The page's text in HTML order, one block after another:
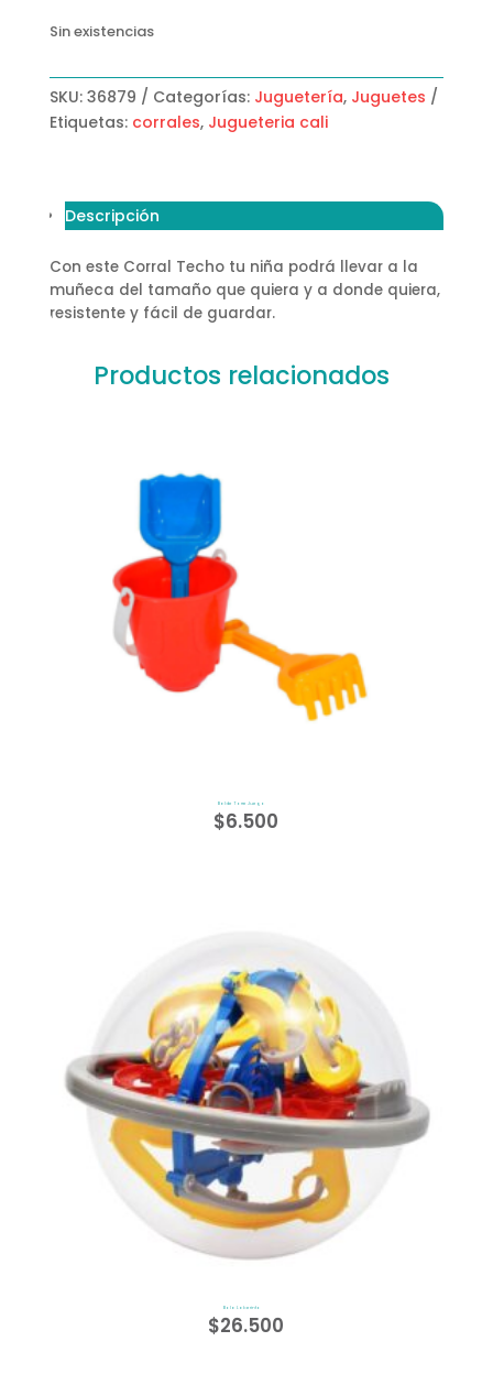
Sin existencias
SKU: 36879 Categorías: Juguetería, Juguetes
Etiquetas: corrales, Jugueteria cali
Descripción
Con este Corral Techo tu niña podrá llevar a la
muñeca del tamaño que quiera y a donde quiera,
resistente y fácil de guardar.
Productos relacionados
Balde Torre Juego
$6.500
Bola Laberinto
$26.500